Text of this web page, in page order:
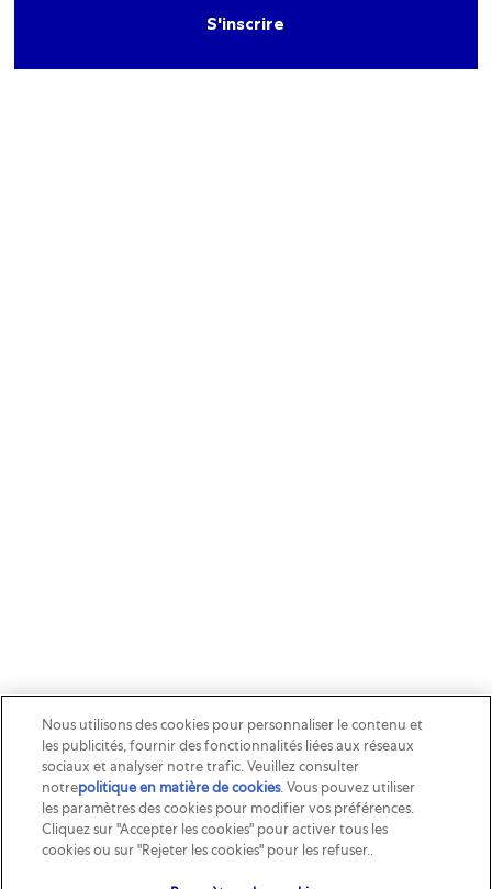
S'inscrire
Nous utilisons des cookies pour personnaliser le contenu et
les publicités, fournir des fonctionnalités liées aux réseaux
sociaux et analyser notre trafic. Veuillez consulter
notrepolitique en matière de cookies(opens in a new tab)
. Vous pouvez utiliser
les paramètres des cookies pour modifier vos préférences.
Cliquez sur "Accepter les cookies" pour activer tous les
cookies ou sur "Rejeter les cookies" pour les refuser..